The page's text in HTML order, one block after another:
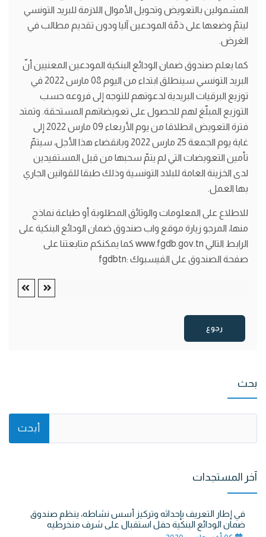
المشمولين بالتعويض وتحويل الأموال اللازمة للبريد التونسي
ليتمّ وضعها على ذمّة المودعين آليا ودون تقديم مطالب في
الغرض.
كما يعلم صندوق ضمان الودائع البنكية المودعين المعنيين أنّ
البريد التونسي سينطلق ابتداء من اليوم 08 مارس 2022 في
توزيع البرقيات البريدية لدعوتهم للتوجه إلى فروعه حسب
التوزيع المبلّغ لهم للحصول على تعويضاتهم المستحقة. وتمتد
فترة التعويض انطلاقا من يوم الأربعاء 09 مارس 2022 إلى
غاية يوم الجمعة 25 مارس 2022 وبانقضاء هذا الأجل، سيتمّ
تأمين التعويضات التي لم يتمّ سحبها من قبل المستفيدين
لدى الخزينة العامة للبلاد التونسية وذلك طبقا للقوانين الجاري
بها العمل.
للاطلاع على المعلومات والوثائق المطلوبة أو طباعة نماذج
منها، المرجو زيارة موقع واب صندوق ضمان الودائع البنكية على
الرابط التالي www.fgdb.gov.tn كما يمكنكم متابعتنا على
صفحة الصندوق على الفيسبوك :fgdbtn
رجوع
بحث
آخر المستجدات
في إطار التعريف بإحداثه وتركيز أسس نشاطه، ينظم صندوق
ضمان الودائع البنكية حفل استقبال على شرف منخرطيه